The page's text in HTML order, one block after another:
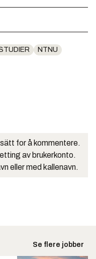
NTNU
for å kommentere.
av brukerkonto.
eller med kallenavn.
Se flere jobber